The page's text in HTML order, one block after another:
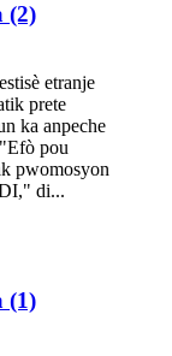
(2)
etranje
prete
ka anpeche
pou
pwomosyon
di...
(1)